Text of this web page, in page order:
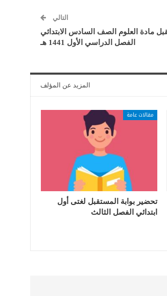
التالي
مادة العلوم الصف السادس الابتدائي
الفصل الدراسي الأول 1441 هـ
المزيد عن المؤلف
مقالات عامة
تحضير بوابة المستقبل لغتى أول
ابتدائي الفصل الثالث